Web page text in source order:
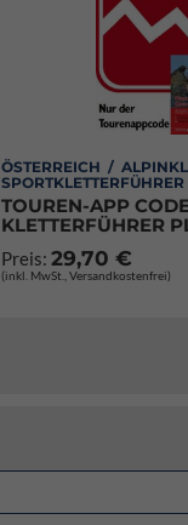
ÖSTERREICH /
SPORTKLETTERFÜHRER
TOUREN-APP
KLETTERFÜHRER
Preis: 29,70 €
(inkl. MwSt., Versandkostenfrei)